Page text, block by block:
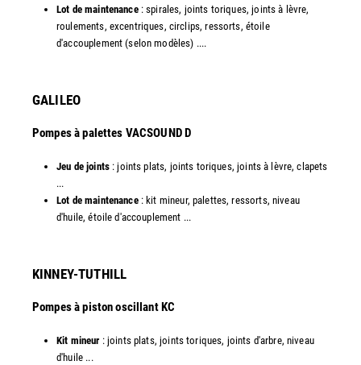
Lot de maintenance: spirales, joints toriques, joints à lèvre,
roulements, excentriques, circlips, ressorts, étoile
d'accouplement (selon modèles) ....​
GALILEO
Pompes à palettes VACSOUND D
Jeu de joints : joints plats, joints toriques, joints à lèvre, clapets
...
Lot de maintenance: kit mineur, palettes, ressorts, niveau
d'huile, étoile d'accouplement ...​​
KINNEY-TUTHILL
Pompes à piston oscillant KC
Kit mineur : joints plats, joints toriques, joints d'arbre, niveau
d'huile ...